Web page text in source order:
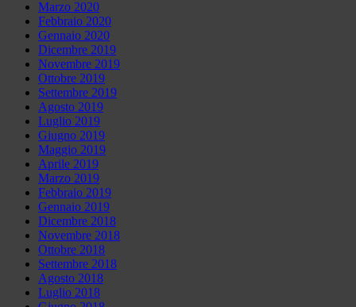
Marzo 2020
Febbraio 2020
Gennaio 2020
Dicembre 2019
Novembre 2019
Ottobre 2019
Settembre 2019
Agosto 2019
Luglio 2019
Giugno 2019
Maggio 2019
Aprile 2019
Marzo 2019
Febbraio 2019
Gennaio 2019
Dicembre 2018
Novembre 2018
Ottobre 2018
Settembre 2018
Agosto 2018
Luglio 2018